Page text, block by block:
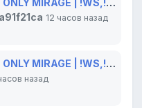
12 часов назад
🐉 | ROSEMARY | ONLY MIRAGE | !WS,!GLOVES,!KNIFE 🐲
назад